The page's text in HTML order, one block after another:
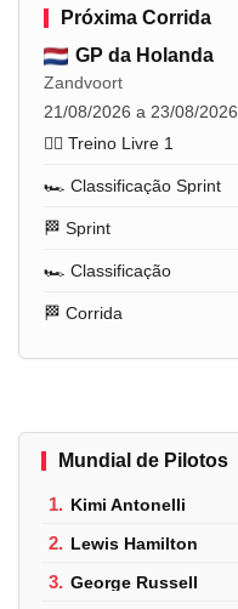
Próxima Corrida
GP da Holanda
Zandvoort
21/08/2026 a 23/08/2026
🏋️‍♂️ Treino Livre 1
🏎️ Classificação Sprint
🏁 Sprint
🏎️ Classificação
🏁 Corrida
Mundial de Pilotos
1. Kimi Antonelli
2. Lewis Hamilton
3. George Russell